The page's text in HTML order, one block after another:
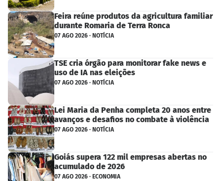
Feira reúne produtos da agricultura familiar
durante Romaria de Terra Ronca
07 AGO 2026 · NOTÍCIA
TSE cria órgão para monitorar fake news e
uso de IA nas eleições
07 AGO 2026 · NOTÍCIA
Lei Maria da Penha completa 20 anos entre
avanços e desafios no combate à violência
07 AGO 2026 · NOTÍCIA
Goiás supera 122 mil empresas abertas no
acumulado de 2026
07 AGO 2026 · ECONOMIA